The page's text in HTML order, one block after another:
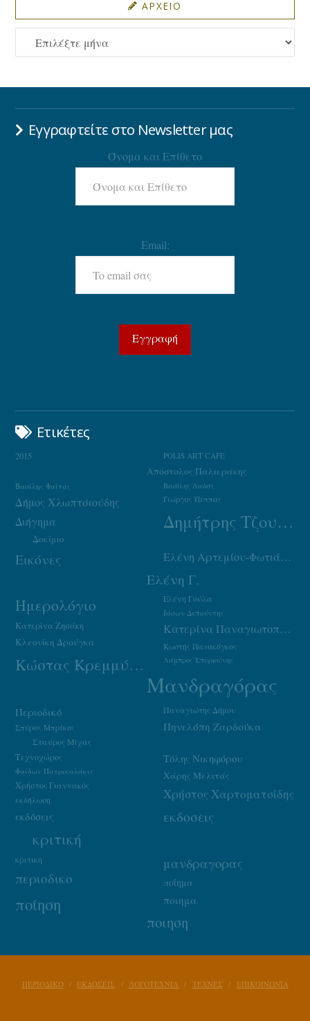
ΑΡΧΕΙΟ
ΑΡΧΕΙΟ
Εγγραφτείτε στο Newsletter μας
Όνομα και Επίθετο
Email:
Ετικέτες
2015 POLIS ART CAFE
Απόστολος Παλιεράκης
Βασίλης Λαδάς
Βασίλης Φαϊτάς
Γιώργος Πέππας
Δήμος Χλωπτσιούδης
Δημήτρης Τζουμάκας
Διήγημα
Δοκίμιο
Εικόνες Ελένη Αρτεμίου-Φωτιάδου
Ελένη Γ.
Ελένη Γούλα
Ημερολόγιο Ιάσων Δεπούντης
Κατερίνα Ζησάκη Κατερίνα Παναγιωτοπούλου
Κλεονίκη Δρούγκα Κωστής Παπακόγκος
Κώστας Κρεμμύδας Λάμπρος Σπυριούνης
Μανδραγόρας
Παναγιώτης Δήμου
Περιοδικό
Πηνελόπη Ζαρδούκα
Σπύρος Μπρίκος
Σταύρος Μίχας
Τεχνοχώρος
Τόλης Νικηφόρου
Φαίδων Πατρικαλάκις Χάρης Μελιτάς
Χρήστος Γιαννακός
Χρήστος Χαρτοματσίδης
εκδήλωση
εκδοσεις
εκδόσεις
κριτική
κριτικη μανδραγορας
περιοδικο ποίημα
ποίηση ποιημα
ποιηση
ΠΕΡΙΟΔΙΚΟ ΕΚΔΟΣΕΙΣ ΛΟΓΟΤΕΧΝΙΑ ΤΕΧΝΕΣ ΕΠΙΚΟΙΝΩΝΙΑ